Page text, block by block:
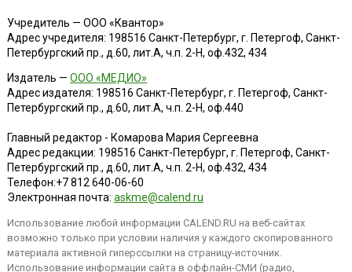
Учредитель — ООО «Квантор»
Адрес учредителя: 198516 Санкт-Петербург, г. Петергоф, Санкт-
Петербургский пр., д.60, лит.А, ч.п. 2-Н, оф.432, 434
Издатель — ООО «МЕДИО»
Адрес издателя: 198516 Санкт-Петербург, г. Петергоф, Санкт-
Петербургский пр., д.60, лит.А, ч.п. 2-Н, оф.440
Главный редактор - Комарова Мария Сергеевна
Адрес редакции: 198516 Санкт-Петербург, г. Петергоф, Санкт-
Петербургский пр., д.60, лит.А, ч.п. 2-Н, оф.432, 434
Телефон:+7 812 640-06-60
Электронная почта: askme@calend.ru
Использование любой информации CALEND.RU на веб-сайтах
возможно только при условии наличия у каждого скопированного
материала активной гиперссылки на страницу-источник.
Использование информации сайта в оффлайн-СМИ (радио,